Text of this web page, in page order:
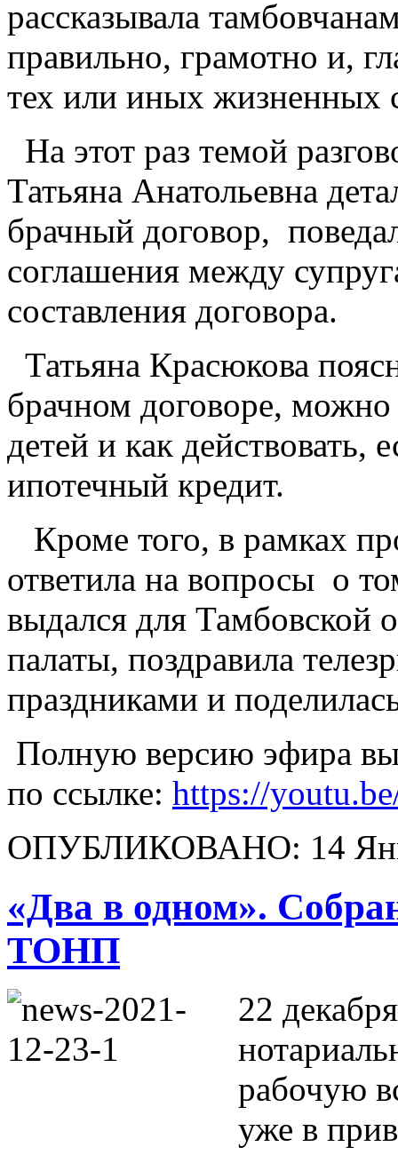
рассказывала
правильно, грамотно и,
тех или иных жизненных
На этот раз темой
Татьяна Анатольевна
брачный договор,
соглашения между
составления договора.
Татьяна Красюкова
брачном договоре,
детей и как действовать,
ипотечный кредит.
Кроме того, в рамках
ответила на вопросы о
выдался для Тамбовской
палаты, поздравила
праздниками и
Полную версию эфира
по ссылке: https://
ОПУБЛИКОВАНО: 14
«Два в одном».
ТОНП
22
рабочую
уже в